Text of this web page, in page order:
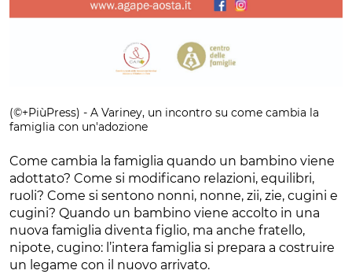
(©+PiùPress) - A Variney, un incontro su come cambia la
famiglia con un'adozione
Come cambia la famiglia quando un bambino viene
adottato? Come si modificano relazioni, equilibri,
ruoli? Come si sentono nonni, nonne, zii, zie, cugini e
cugini? Quando un bambino viene accolto in una
nuova famiglia diventa figlio, ma anche fratello,
nipote, cugino: l’intera famiglia si prepara a costruire
un legame con il nuovo arrivato.